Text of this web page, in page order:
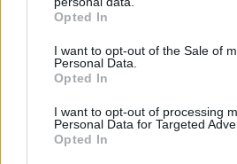
grant or deny consent to Google and
use your data for below specified
consent section.
Opted In
I want to opt-out of the Sale of
Personal Data.
Opted In
I want to opt-out of processing
Personal Data for Targeted
Opted In
δεν μου είπαν που και πώς, λέει
Δεν τα κατάφερα και το ήθελα
06.03.2024, 15:36